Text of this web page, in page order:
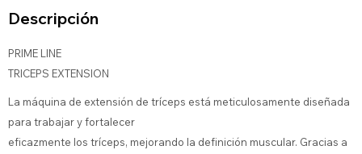
Descripción
PRIME LINE
TRICEPS EXTENSION
La máquina de extensión de tríceps está meticulosamente diseñada
para trabajar y fortalecer
eficazmente los tríceps, mejorando la definición muscular. Gracias a